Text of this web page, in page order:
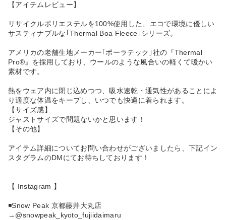
【アイテムレビュー】
リサイクルポリエステルを100%使用した、エコで環境に優しい
サスティナブルな｢Thermal Boa Fleece｣シリーズ。
アメリカの老舗生地メーカー｢ポーラテック｣社の『Thermal
Pro®』を採用しており、ウールのような風合いの軽くて暖かい
素材です。
熱をウェア内に閉じ込めつつ、吸水速乾・通気性があることによ
り適度な体温をキープし、いつでも快適に着られます。
【サイズ感】
ジャストサイズで問題ないかと思います！
【その他】
アイテム詳細についてお問い合わせがございましたら、下記イン
スタグラムのDMにてお待ちしております！
【 Instagram 】
◾️Snow Peak 京都藤井大丸店
→@snowpeak_kyoto_fujiidaimaru